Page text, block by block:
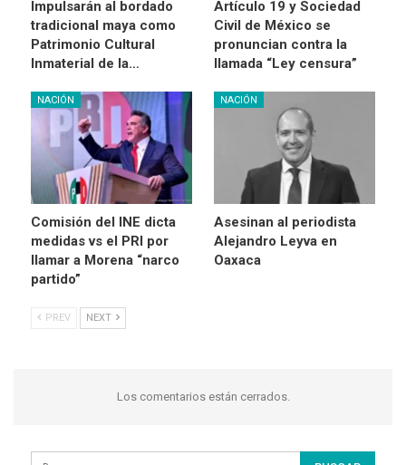
Impulsarán al bordado
tradicional maya como
Patrimonio Cultural
Inmaterial de la…
Artículo 19 y Sociedad
Civil de México se
pronuncian contra la
llamada “Ley censura”
NACIÓN
Comisión del INE dicta
medidas vs el PRI por
llamar a Morena “narco
partido”
NACIÓN
Asesinan al periodista
Alejandro Leyva en
Oaxaca
PREV NEXT
Los comentarios están cerrados.